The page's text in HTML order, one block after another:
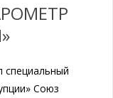
специальный
Союз